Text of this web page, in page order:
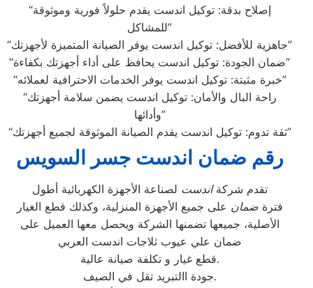
“إصلاح بدقة: توكيل اندست يقدم حلولاً فورية وموثوقة
للمشاكل”
“جاهزية للأفضل: توكيل اندست يوفر الصيانة المتميزة لأجهزتك”
“ضمان الجودة: توكيل اندست يحافظ على أداء أجهزتك بكفاءة”
“خبرة مثبتة: توكيل اندست يوفر الخدمات الاحترافية لعملائه”
“راحة البال والأمان: توكيل اندست يضمن سلامة أجهزتك
وأدائها”
“ثقة تدوم: توكيل اندست يقدم الصيانة الموثوقة لجميع أجهزتك”
رقم ضمان اندست جسر السويس
تقدم شركةاندست لصناعة الأجهزة الكهربائية أطول
فترةضمان على جميع الأجهزة المنزلية، وكذلك قطع الغيار
الأصلية، جميعها تضمنها الشركة ويحصل معها العميل على
ضمان علي عيوب ثلاجات اندست العربي
قطع غيار و تكلفة صيانة عالية.
جودة االتبريد تقل في الصيف.